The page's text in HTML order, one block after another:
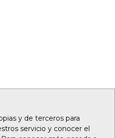
y de terceros para
servicio y conocer el